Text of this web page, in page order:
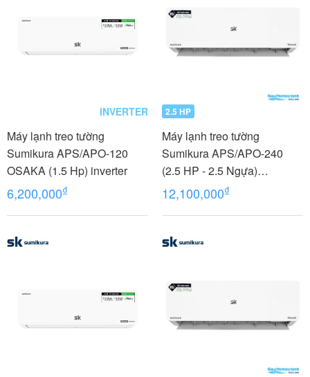
INVERTER
Máy lạnh treo tường
Sumikura APS/APO-120
OSAKA (1.5 Hp) inverter
6,200,000₫
2.5 HP
Máy lạnh treo tường
Sumikura APS/APO-240
(2.5 HP - 2.5 Ngựa)
MORANDI
12,100,000₫